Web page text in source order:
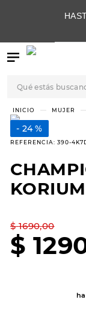
MUJER
24 %
REFERENCIA: 390-
$ 1690,00
$